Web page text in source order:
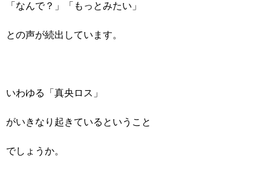
「なんで？」「もっとみたい」
との声が続出しています。
いわゆる「真央ロス」
がいきなり起きているということ
でしょうか。